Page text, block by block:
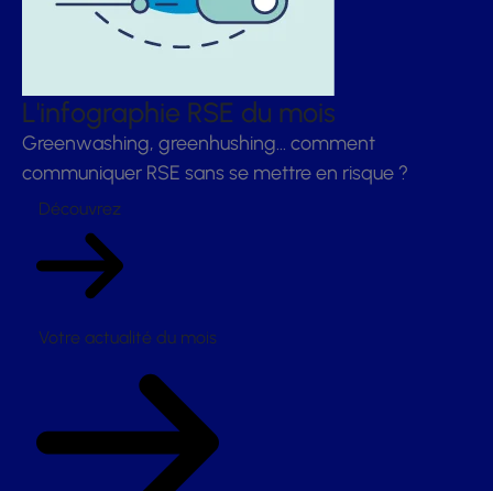
L'infographie RSE du mois
Greenwashing, greenhushing… comment
communiquer RSE sans se mettre en risque ?
Découvrez
Votre actualité du mois